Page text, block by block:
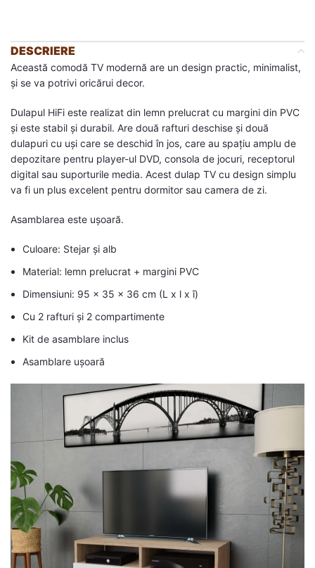
DESCRIERE
Această comodă TV modernă are un design practic, minimalist,
și se va potrivi oricărui decor.
Dulapul HiFi este realizat din lemn prelucrat cu margini din PVC
și este stabil și durabil. Are două rafturi deschise și două
dulapuri cu uși care se deschid în jos, care au spațiu amplu de
depozitare pentru player-ul DVD, consola de jocuri, receptorul
digital sau suporturile media. Acest dulap TV cu design simplu
va fi un plus excelent pentru dormitor sau camera de zi.
Asamblarea este ușoară.
Culoare: Stejar și alb
Material: lemn prelucrat + margini PVC
Dimensiuni: 95 x 35 x 36 cm (L x l x î)
Cu 2 rafturi și 2 compartimente
Kit de asamblare inclus
Asamblare ușoară